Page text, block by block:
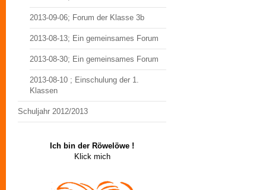
2013-09-06; Forum der Klasse 3b
2013-08-13; Ein gemeinsames Forum
2013-08-30; Ein gemeinsames Forum
2013-08-10 ; Einschulung der 1.
Klassen
Schuljahr 2012/2013
Ich bin der Röwelöwe !
Klick mich